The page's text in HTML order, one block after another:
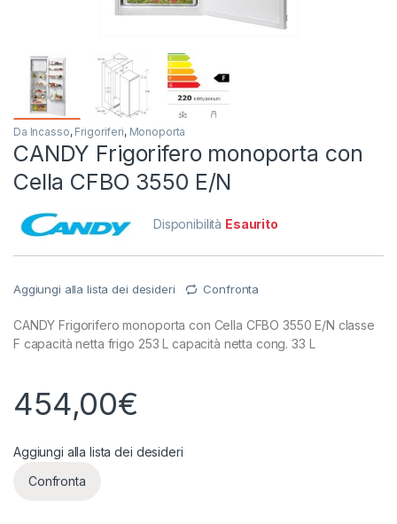
Da Incasso, Frigoriferi, Monoporta
CANDY Frigorifero monoporta con
Cella CFBO 3550 E/N
Disponibilità Esaurito
Aggiungi alla lista dei desideri Confronta
CANDY Frigorifero monoporta con Cella CFBO 3550 E/N classe
F capacità netta frigo 253 L capacità netta cong. 33 L
454,00€
Aggiungi alla lista dei desideri
Confronta